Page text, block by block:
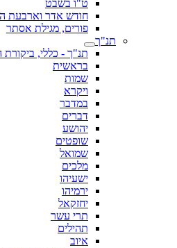
ט"ו בשבט
חודש אדר וארבעת
פורים, מגילת אסתר
תנ"ך
תנ"ך - כללי,
בראשית
שמות
ויקרא
במדבר
דברים
יהושע
שופטים
שמואל
מלכים
ישעיהו
ירמיהו
יחזקאל
תרי עשר
תהילים
איוב